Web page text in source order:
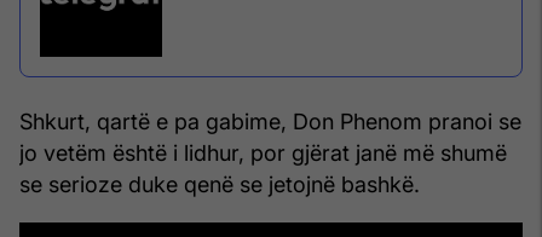
Shkurt, qartë e pa gabime, Don Phenom pranoi se
jo vetëm është i lidhur, por gjërat janë më shumë
se serioze duke qenë se jetojnë bashkë.